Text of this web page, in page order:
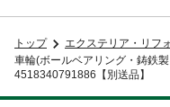
トップ エクステリア・リフ
車輪(ボールベアリング・鋳鉄
4518340791886【別送品】